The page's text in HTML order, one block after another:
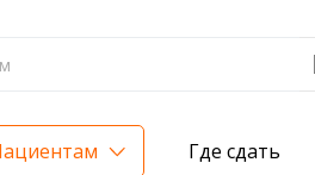
Где сдать